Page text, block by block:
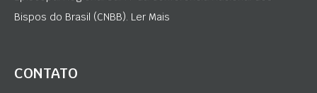
Bispos do Brasil (CNBB). Ler Mais
CONTATO